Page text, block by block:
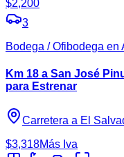
$2,200
3
Bodega / Ofibodega en
Km 18 a San José
para Estrenar
Carretera a El
$3,318Más Iva